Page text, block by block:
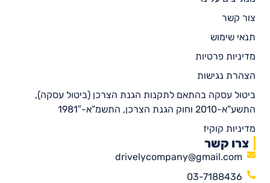
צור קשר
תנאי שימוש
מדיניות פרטיות
הצהרת נגישות
ביטול עסקה בהתאם לתקנות הגנת הצרכן (ביטול עסקה),
התשע”א-2010 וחוק הגנת הצרכן, התשמ”א-1981″
מדיניות קוקיז
צרו קשר
drivelycompany@gmail.com
03-7188436